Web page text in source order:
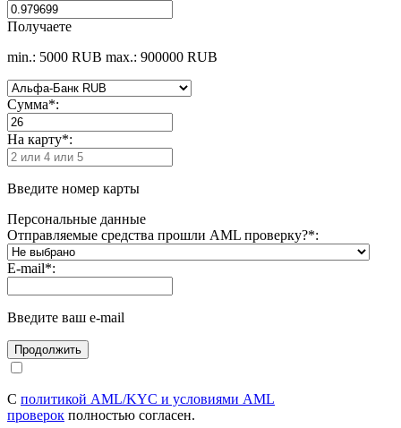
Получаете
min.: 5000 RUB max.: 900000 RUB
Сумма*:
На карту*:
Введите номер карты
Персональные данные
Отправляемые средства прошли AML проверку?*:
E-mail*:
Введите ваш e-mail
С политикой AML/KYC и условиями AML
проверок полностью согласен.